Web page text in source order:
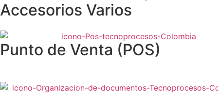
Accesorios Varios
Punto de Venta (POS)